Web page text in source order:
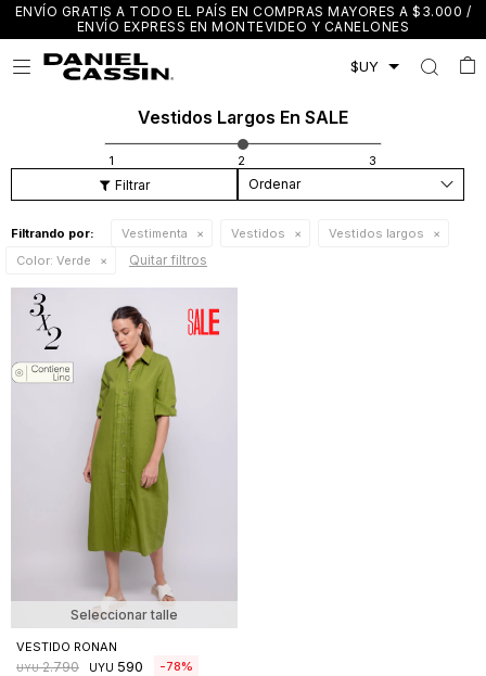
ENVÍO GRATIS A TODO EL PAÍS EN COMPRAS MAYORES A $3.000 /
ENVÍO EXPRESS EN MONTEVIDEO Y CANELONES

Vestidos Largos En SALE
Recomendados
Filtrando por: Vestimenta Vestidos
Vestidos largos
Color: Verde Quitar filtros
Seleccionar talle
VESTIDO RONAN
UYU 2.790 UYU 590 78